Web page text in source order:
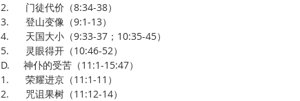
2.      门徒代价（8:34-38）
3.      登山变像（9:1-13）
4.      天国大小（9:33-37；10:35-45）
5.      灵眼得开（10:46-52）
D.     神仆的受苦（11:1-15:47）
1.      荣耀进京（11:1-11）
2.      咒诅果树（11:12-14）